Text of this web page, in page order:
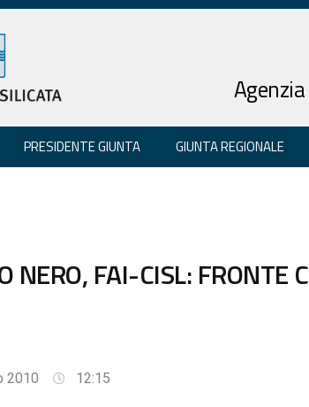
PRESIDENTE GIUNTA GIUNTA REGIONALE
NERO, FAI-CISL: FRONTE
2010 12:15